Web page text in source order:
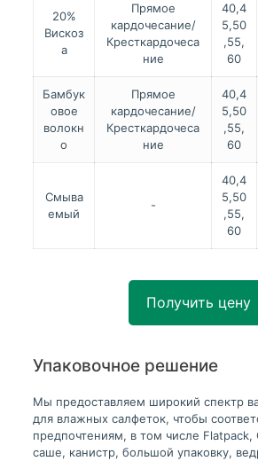
20%
Вискоз
а
Прямое
кардочесание/
Кресткардочеса
ние
40,4
5,50
,55,
60
Бамбук
овое
волокн
о
Прямое
кардочесание/
Кресткардочеса
ние
40,4
5,50
,55,
60
Смыва
емый
-
40,4
5,50
,55,
60
Получить цену
Упаковочное решение
Мы предоставляем широкий спектр
для влажных салфеток, чтобы
предпочтениям, в том числе Flatpack,
саше, канистр, большой упаковку,